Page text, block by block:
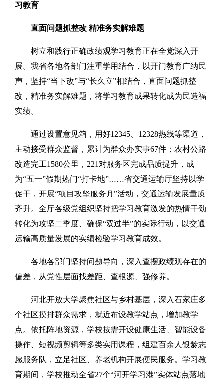
习教育
直面问题抓整改 精准务实解难题
树立和践行正确政绩观学习教育正在全党深入开
展。我省各地各部门注重学用结合，以开门教育广纳民
声，坚持“当下改”与“长久立”相结合，直面问题抓整
改，精准务实解难题，将学习教育成果转化成为民造福
实绩。
通过设置意见箱，用好12345、12328热线等渠道，
主动接受群众监督，累计为群众办实事67件；农村公路
改造完工1580公里，221对服务区完成品质提升，成
为“五一”假期热门“打卡地”……省交通运输厅坚持以学
促干，开展“项目攻坚服务月”活动，交通运输发展量质
齐升。全厅各级党组织坚持把学习教育激发的热情干劲
转化为攻坚二季度、确保“双过半”的实际行动，以交通
运输高质量发展的实绩检验学习教育成效。
各地各部门坚持问题导向，深入查摆政绩观存在的
偏差，从党性层面找差距、查根源、强修养。
河北开放大学聚焦社区与乡村基层，深入石家庄多
个社区摸排群众需求，就近布设教学站点，增加教学
点。依托阵地资源，学校按需开设健康生活、智能设备
操作、短视频剪辑等多类实用课程，组建百余人银龄志
愿服务队，立足社区、养老机构开展便民服务。学习教
育期间，学校推动全省27个“河开学习港”实体站点落地